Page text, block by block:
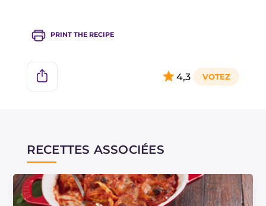
PRINT THE RECIPE
4,3
RECETTES ASSOCIÉES